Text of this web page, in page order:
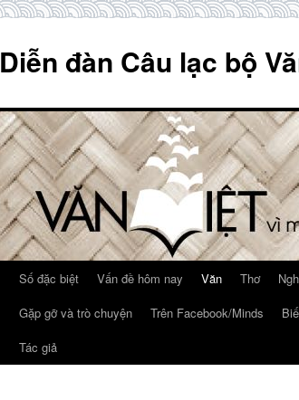
content
Diễn đàn Câu lạc bộ
Số đặc biệt Vấn đề hôm nay Văn Thơ
Gặp gỡ và trò chuyện
Trên Facebook/Minds
Tác giả